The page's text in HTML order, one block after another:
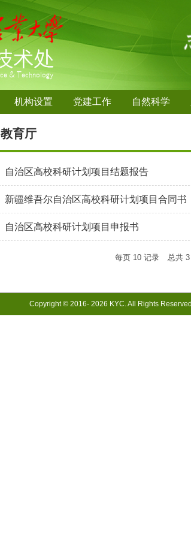
机构设置 党建工作 自然科学
教育厅
自治区高校科研计划项目结题报告
新疆维吾尔自治区高校科研计划项目合同书
自治区高校科研计划项目申报书
每页 10 记录 总共 3
Copyright © 2016- 2026 KYC. All Rights